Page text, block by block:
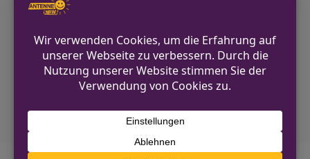
Unklare Rauchentwicklung und
Ennepetal
NÄCHSTER BEITRAG
FW Hünxe: Ausgelöste Brandmeldeanlage in
Bruckhausen